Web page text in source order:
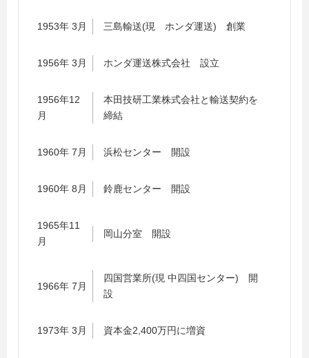
1953年 3月 三島輸送(現 ホンダ運送) 創業
1956年 3月 ホンダ運送株式会社 設立
1956年12
月
本田技研工業株式会社と輸送契約を
締結
1960年 7月 浜松センター 開設
1960年 8月 鈴鹿センター 開設
1965年11
月
岡山分室 開設
1966年 7月
四国営業所(現 中四国センター) 開
設
1973年 3月 資本金2,400万円に増資